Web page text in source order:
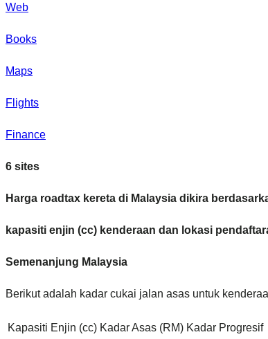
Web
Books
Maps
Flights
Finance
6 sites
Harga roadtax kereta di Malaysia dikira
kapasiti enjin (cc) kenderaan dan lokasi
Semenanjung Malaysia
Berikut adalah kadar cukai jalan asas untuk
Kapasiti Enjin (cc) Kadar Asas (RM) Kadar Progresif